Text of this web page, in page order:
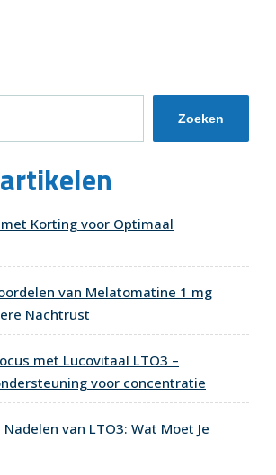
Zoeken
Korting voor Optimaal
van Melatomatine 1 mg
Nachtrust
met Lucovitaal LTO3 –
voor concentratie
van LTO3: Wat Moet Je